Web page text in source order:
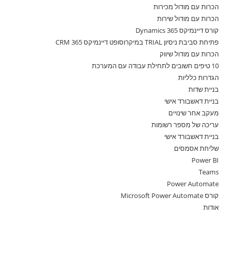
הכרות עם מודול מכירות
הכרות עם מודול שירות
קורס דיינמיקס 365 Dynamics
פתיחת סביבת ניסיון TRIAL במיקרוסופט דיינמיקס 365 CRM
הכרות עם מודול שיווק
10 טיפים חשובים לתחילת עבודה עם המערכת
הגדרות כלליות
בניית שדות
בניית דאשבורד אישי
מעקב אחר שינויים
עריכה של מספר רשומות
בניית דאשבורד אישי
שליחת אסמסים
Power BI
Teams
Power Automate
קורס Microsoft Power Automate
אודות